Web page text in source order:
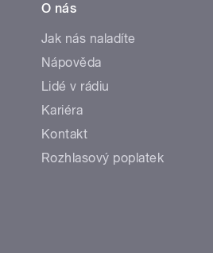
O nás
Jak nás naladíte
Nápověda
Lidé v rádiu
Kariéra
Kontakt
Rozhlasový poplatek